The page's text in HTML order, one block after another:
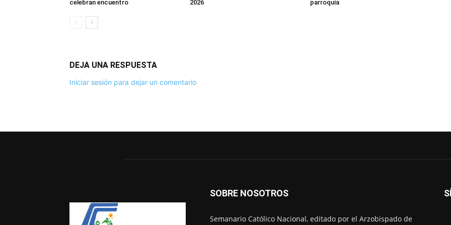
celebran encuentro
2026
parroquia
DEJA UNA RESPUESTA
Iniciar sesión para dejar un comentario
SOBRE NOSOTROS
Semanario Católico Nacional, editado por el Arzobispado de